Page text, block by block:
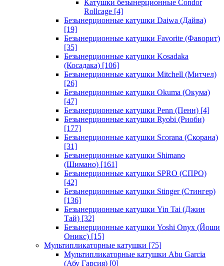
Катушки безынерционные Condor
Rollcage [4]
Безынерционные катушки Daiwa (Дайва)
[19]
Безынерционные катушки Favorite (Фаворит)
[35]
Безынерционные катушки Kosadaka
(Косадака) [106]
Безынерционные катушки Mitchell (Митчел)
[26]
Безынерционные катушки Okuma (Окума)
[47]
Безынерционные катушки Penn (Пенн) [4]
Безынерционные катушки Ryobi (Риоби)
[177]
Безынерционные катушки Scorana (Скорана)
[31]
Безынерционные катушки Shimano
(Шимано) [161]
Безынерционные катушки SPRO (СПРО)
[42]
Безынерционные катушки Stinger (Стингер)
[136]
Безынерционные катушки Yin Tai (Джин
Тай) [32]
Безынерционные катушки Yoshi Onyx (Йоши
Оникс) [15]
Мультипликаторные катушки [75]
Мультипликаторные катушки Abu Garcia
(Абу Гарсия) [0]